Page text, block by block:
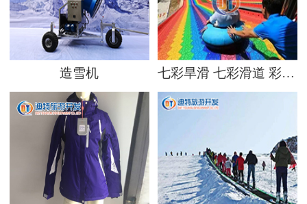
造雪机 七彩旱滑 七彩滑道 彩虹滑道